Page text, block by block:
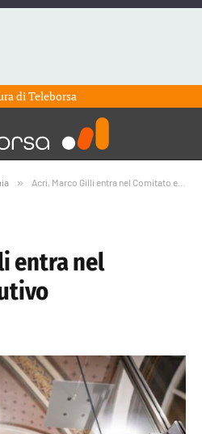
diTeleborsa
» Acri, Marco Gilli entra nel Comitato esecutivo
entra nel